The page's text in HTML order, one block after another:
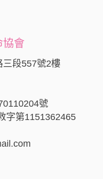
協會
三段557號2樓
號
字第1151362465